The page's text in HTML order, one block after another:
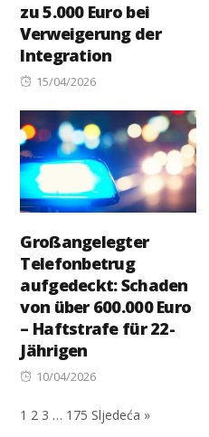
zu 5.000 Euro bei
Verweigerung der
Integration
Posted
15/04/2026
Großangelegter
Telefonbetrug
aufgedeckt: Schaden
von über 600.000 Euro
– Haftstrafe für 22-
Jährigen
Posted
10/04/2026
1 2 3 … 175 Sljedeća »